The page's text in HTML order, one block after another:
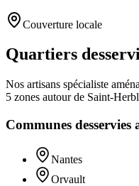
Couverture locale
Quartiers
Nos artisans spécialiste
5 zones autour de Saint-
Communes desservies
Nantes
Orvault